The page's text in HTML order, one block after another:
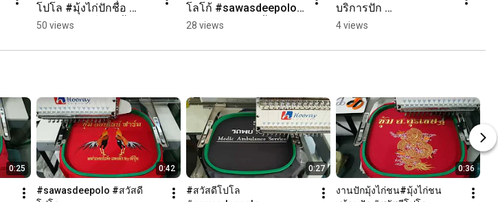
โปโล #มุ้งไก่ปักชื่อ
#พรมไก่ปักชื่อ #เสื้อปัก
50 views
โลโก้ #sawasdeepolo
#สวัสดีโปโล #เสื้อโปโล
#กระทรวงสาธาระสุข
28 views
บริการปัก
#sawasdeepolo #สวัสดี
โปโลสีขาว #กระทรวง
4 views
0:25 0:42
#sawasdeepolo #สวัสดี
0:27
#สวัสดีโปโล
0:36
งานปักมุ้งไก่ชน#มุ้งไก่ชน